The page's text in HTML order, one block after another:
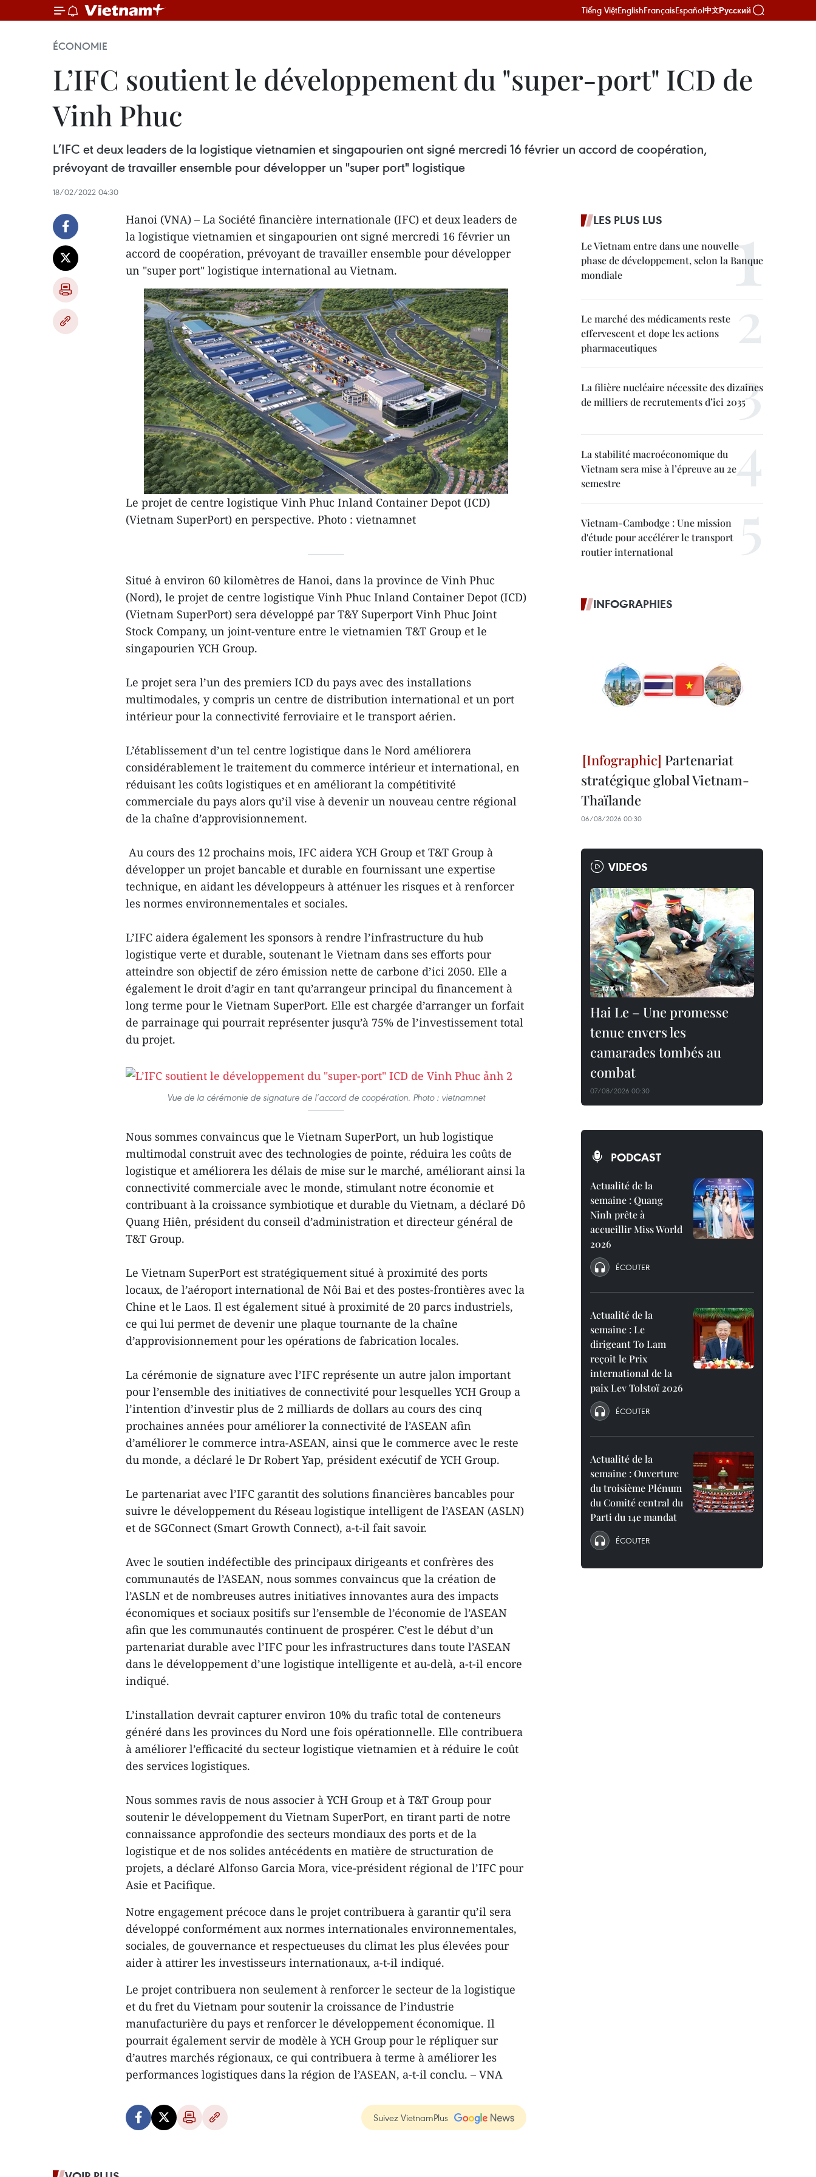
Tiếng ViệtEnglishFrançaisEspañol中文Русский
ÉCONOMIE
L’IFC soutient le développement du "super-port" ICD de
Vinh Phuc
L’IFC et deux leaders de la logistique vietnamien et singapourien ont signé mercredi 16 février un accord de coopération,
prévoyant de travailler ensemble pour développer un "super port" logistique
18/02/2022 04:30
Hanoi (VNA) – La Société financière internationale (IFC) et deux leaders de
la logistique vietnamien et singapourien ont signé mercredi 16 février un
accord de coopération, prévoyant de travailler ensemble pour développer
un "super port" logistique international au Vietnam.
Le projet de centre logistique Vinh Phuc Inland Container Depot (ICD)
(Vietnam SuperPort) en perspective. Photo : vietnamnet
Situé à environ 60 kilomètres de Hanoi, dans la province de Vinh Phuc
(Nord), le projet de centre logistique Vinh Phuc Inland Container Depot (ICD)
(Vietnam SuperPort) sera développé par T&Y Superport Vinh Phuc Joint
Stock Company, un joint-venture entre le vietnamien T&T Group et le
singapourien YCH Group.
Le projet sera l’un des premiers ICD du pays avec des installations
multimodales, y compris un centre de distribution international et un port
intérieur pour la connectivité ferroviaire et le transport aérien.
L’établissement d’un tel centre logistique dans le Nord améliorera
considérablement le traitement du commerce intérieur et international, en
réduisant les coûts logistiques et en améliorant la compétitivité
commerciale du pays alors qu’il vise à devenir un nouveau centre régional
de la chaîne d’approvisionnement.
Au cours des 12 prochains mois, IFC aidera YCH Group et T&T Group à
développer un projet bancable et durable en fournissant une expertise
technique, en aidant les développeurs à atténuer les risques et à renforcer
les normes environnementales et sociales.
L’IFC aidera également les sponsors à rendre l’infrastructure du hub
logistique verte et durable, soutenant le Vietnam dans ses efforts pour
atteindre son objectif de zéro émission nette de carbone d’ici 2050. Elle a
également le droit d’agir en tant qu’arrangeur principal du financement à
long terme pour le Vietnam SuperPort. Elle est chargée d’arranger un forfait
de parrainage qui pourrait représenter jusqu’à 75% de l’investissement total
du projet.
Vue de la cérémonie de signature de l’accord de coopération. Photo : vietnamnet
Nous sommes convaincus que le Vietnam SuperPort, un hub logistique
multimodal construit avec des technologies de pointe, réduira les coûts de
logistique et améliorera les délais de mise sur le marché, améliorant ainsi la
connectivité commerciale avec le monde, stimulant notre économie et
contribuant à la croissance symbiotique et durable du Vietnam, a déclaré Dô
Quang Hiên, président du conseil d’administration et directeur général de
T&T Group.
Le Vietnam SuperPort est stratégiquement situé à proximité des ports
locaux, de l’aéroport international de Nôi Bai et des postes-frontières avec la
Chine et le Laos. Il est également situé à proximité de 20 parcs industriels,
ce qui lui permet de devenir une plaque tournante de la chaîne
d’approvisionnement pour les opérations de fabrication locales.
La cérémonie de signature avec l’IFC représente un autre jalon important
pour l’ensemble des initiatives de connectivité pour lesquelles YCH Group a
l’intention d’investir plus de 2 milliards de dollars au cours des cinq
prochaines années pour améliorer la connectivité de l’ASEAN afin
d’améliorer le commerce intra-ASEAN, ainsi que le commerce avec le reste
du monde, a déclaré le Dr Robert Yap, président exécutif de YCH Group.
Le partenariat avec l’IFC garantit des solutions financières bancables pour
suivre le développement du Réseau logistique intelligent de l’ASEAN (ASLN)
et de SGConnect (Smart Growth Connect), a-t-il fait savoir.
Avec le soutien indéfectible des principaux dirigeants et confrères des
communautés de l’ASEAN, nous sommes convaincus que la création de
l’ASLN et de nombreuses autres initiatives innovantes aura des impacts
économiques et sociaux positifs sur l’ensemble de l’économie de l’ASEAN
afin que les communautés continuent de prospérer. C’est le début d’un
partenariat durable avec l’IFC pour les infrastructures dans toute l’ASEAN
dans le développement d’une logistique intelligente et au-delà, a-t-il encore
indiqué.
L’installation devrait capturer environ 10% du trafic total de conteneurs
généré dans les provinces du Nord une fois opérationnelle. Elle contribuera
à améliorer l’efficacité du secteur logistique vietnamien et à réduire le coût
des services logistiques.
Nous sommes ravis de nous associer à YCH Group et à T&T Group pour
soutenir le développement du Vietnam SuperPort, en tirant parti de notre
connaissance approfondie des secteurs mondiaux des ports et de la
logistique et de nos solides antécédents en matière de structuration de
projets, a déclaré Alfonso Garcia Mora, vice-président régional de l’IFC pour
Asie et Pacifique.
Notre engagement précoce dans le projet contribuera à garantir qu’il sera
développé conformément aux normes internationales environnementales,
sociales, de gouvernance et respectueuses du climat les plus élevées pour
aider à attirer les investisseurs internationaux, a-t-il indiqué.
Le projet contribuera non seulement à renforcer le secteur de la logistique
et du fret du Vietnam pour soutenir la croissance de l’industrie
manufacturière du pays et renforcer le développement économique. Il
pourrait également servir de modèle à YCH Group pour le répliquer sur
d’autres marchés régionaux, ce qui contribuera à terme à améliorer les
performances logistiques dans la région de l’ASEAN, a-t-il conclu. – VNA
Suivez VietnamPlus
LES PLUS LUS
Le Vietnam entre dans une nouvelle
phase de développement, selon la Banque
mondiale
Le marché des médicaments reste
effervescent et dope les actions
pharmaceutiques
La filière nucléaire nécessite des dizaines
de milliers de recrutements d’ici 2035
La stabilité macroéconomique du
Vietnam sera mise à l’épreuve au 2e
semestre
Vietnam-Cambodge : Une mission
d'étude pour accélérer le transport
routier international
INFOGRAPHIES
Partenariat
stratégique global Vietnam-
Thaïlande
06/08/2026 00:30
VIDEOS
Hai Le – Une promesse
tenue envers les
camarades tombés au
combat
07/08/2026 00:30
PODCAST
Actualité de la
semaine : Quang
Ninh prête à
accueillir Miss World
2026
ÉCOUTER
Actualité de la
semaine : Le
dirigeant To Lam
reçoit le Prix
international de la
paix Lev Tolstoï 2026
ÉCOUTER
Actualité de la
semaine : Ouverture
du troisième Plénum
du Comité central du
Parti du 14e mandat
ÉCOUTER